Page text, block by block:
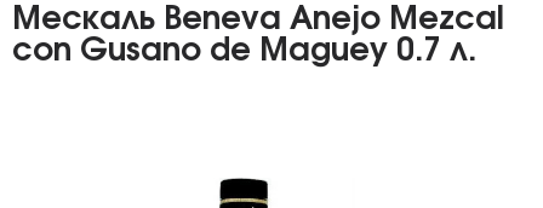
Мескаль Beneva Anejo Mezcal
con Gusano de Maguey 0.7 л.